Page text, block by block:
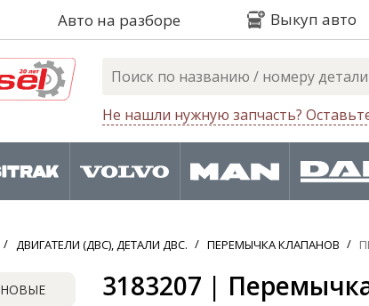
Авто на разборе Выкуп авто
Не нашли нужную запчасть?
ДВИГАТЕЛИ (ДВС), ДЕТАЛИ ДВС. ПЕРЕМЫЧКА КЛАПАНОВ
НОВЫЕ 3183207 |